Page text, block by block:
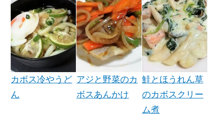
カボス冷やうど
ん
アジと野菜のカ
ボスあんかけ
鮭とほうれん草
のカボスクリー
ム煮